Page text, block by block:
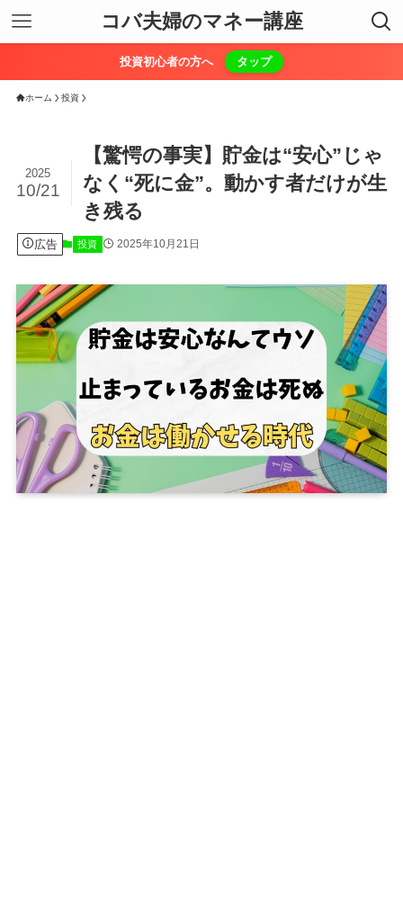
コバ夫婦のマネー講座
投資初心者の方へ タップ
ホーム 投資
【驚愕の事実】貯金は“安心”じゃ
なく“死に金”。動かす者だけが生
き残る
2025
10/21
広告 投資 2025年10月21日